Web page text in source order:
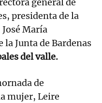
general de
presidenta de la
María
Junta de Bardenas
del valle.
de
mujer, Leire